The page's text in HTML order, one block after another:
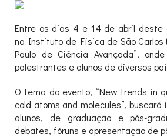
Entre os dias 4 e 14 de abril deste
no Instituto de Física de São Carlos
Paulo de Ciência Avançada”,
palestrantes e alunos de diversos
O tema do evento, “New trends in
cold atoms and molecules”,
alunos, de graduação e pós-
debates, fóruns e apresentação de